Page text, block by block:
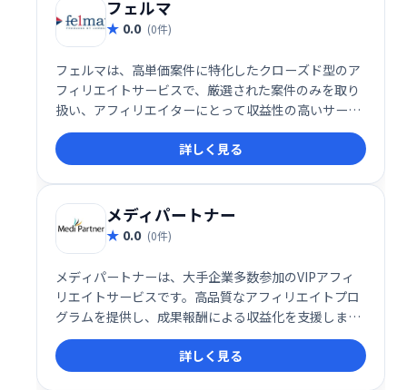
フェルマ
0.0 (0件)
フェルマは、高単価案件に特化したクローズド型のア
フィリエイトサービスで、厳選された案件のみを取り
扱い、アフィリエイターにとって収益性の高いサービ
スを提供します。経験豊富なアフィリエイターから初
心者まで幅広いユーザーにとって、安定した収益を目
指せる仕組みを提供しています。
詳しく見る
メディパートナー
0.0 (0件)
メディパートナーは、大手企業多数参加のVIPアフィ
リエイトサービスです。高品質なアフィリエイトプロ
グラムを提供し、成果報酬による収益化を支援しま
す。
詳しく見る